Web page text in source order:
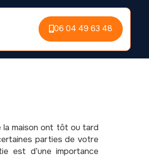
06 04 49 63 48
la maison ont tôt ou tard
parties de votre
est d’une importance